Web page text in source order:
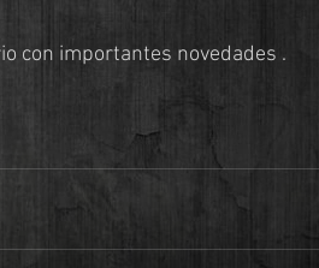
con importantes novedades .